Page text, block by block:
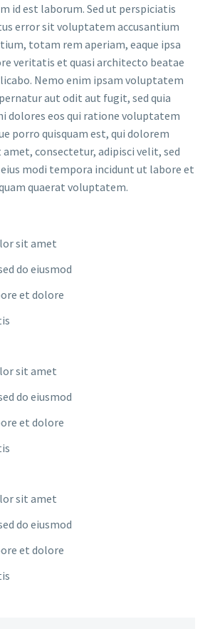
id est laborum. Sed ut perspiciatis
error sit voluptatem accusantium
totam rem aperiam, eaque ipsa
veritatis et quasi architecto beatae
Nemo enim ipsam voluptatem
aut odit aut fugit, sed quia
dolores eos qui ratione voluptatem
porro quisquam est, qui dolorem
consectetur, adipisci velit, sed
modi tempora incidunt ut labore et
quaerat voluptatem.
sit amet
do eiusmod
et dolore
sit amet
do eiusmod
et dolore
sit amet
do eiusmod
et dolore